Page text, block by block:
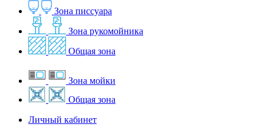
Зона писсуара
Зона рукомойника
Общая зона
Зона мойки
Общая зона
Личный кабинет